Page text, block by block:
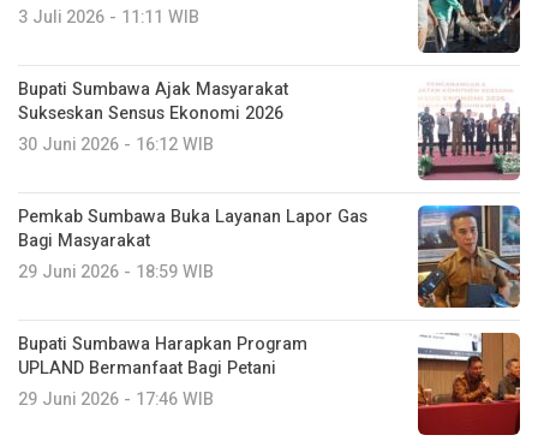
3 Juli 2026 - 11:11 WIB
Bupati Sumbawa Ajak Masyarakat
Sukseskan Sensus Ekonomi 2026
30 Juni 2026 - 16:12 WIB
Pemkab Sumbawa Buka Layanan Lapor Gas
Bagi Masyarakat
29 Juni 2026 - 18:59 WIB
Bupati Sumbawa Harapkan Program
UPLAND Bermanfaat Bagi Petani
29 Juni 2026 - 17:46 WIB